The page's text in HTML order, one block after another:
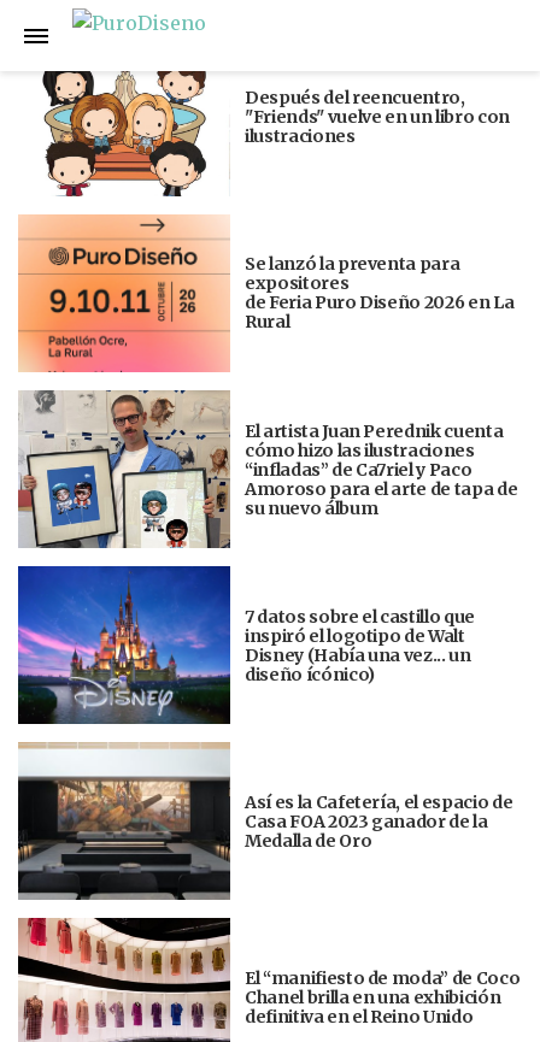
Anterior
Después del reencuentro,
"Friends" vuelve en un libro con
ilustraciones
Se lanzó la preventa para
expositores
de Feria Puro Diseño 2026 en La
Rural
El artista Juan Perednik cuenta
cómo hizo las ilustraciones
“infladas” de Ca7riel y Paco
Amoroso para el arte de tapa de
su nuevo álbum
7 datos sobre el castillo que
inspiró el logotipo de Walt
Disney (Había una vez... un
diseño ícónico)
Así es la Cafetería, el espacio de
Casa FOA 2023 ganador de la
Medalla de Oro
El “manifiesto de moda” de Coco
Chanel brilla en una exhibición
definitiva en el Reino Unido
Siguiente